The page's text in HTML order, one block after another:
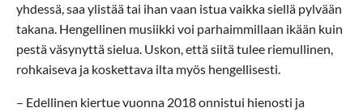
yhdessä, saa ylistää tai ihan vaan istua vaikka siellä pylvään
takana. Hengellinen musiikki voi parhaimmillaan ikään kuin
pestä väsynyttä sielua. Uskon, että siitä tulee riemullinen,
rohkaiseva ja koskettava ilta myös hengellisesti.
– Edellinen kiertue vuonna 2018 onnistui hienosti ja